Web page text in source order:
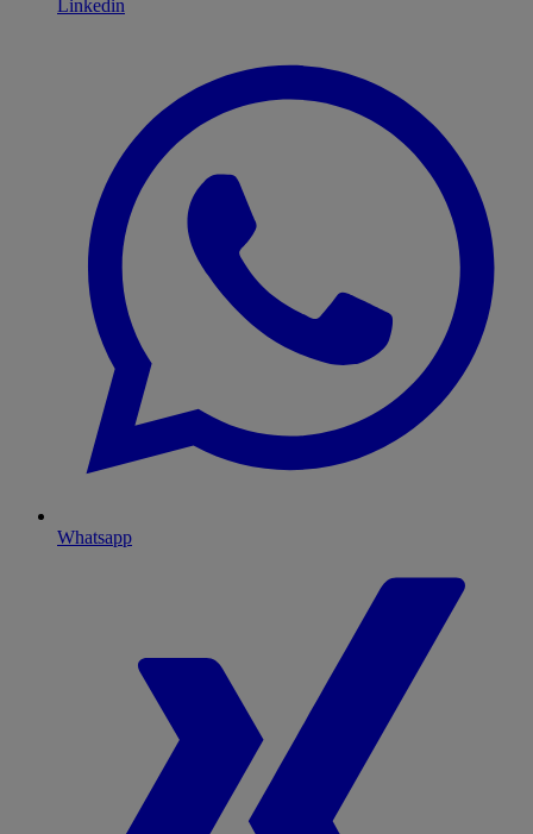
Linkedin
Whatsapp